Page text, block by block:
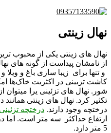
نهال زینتی
نهال های زینتی یکی از محبوب
از نامشان پیداست از گونه های
و تنها برای زیبا سازی باغ و
کاشت تزیینی در اکثریت خاک‌ها
شور. نهال های تزئینی یرا
تکثیر کرد. نهال های زینتی
درختچه وجود دارند. درختچه تزئینی
ارتفاع حداکثر سه متر است. اما
5 متر دارد.